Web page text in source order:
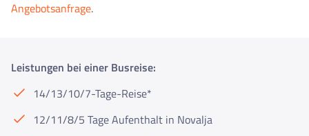
Angebotsanfrage.
Leistungen bei einer Busreise:
14/13/10/7-Tage-Reise*
12/11/8/5 Tage Aufenthalt in Novalja